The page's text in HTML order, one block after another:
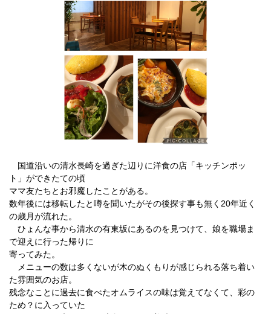
国道沿いの清水長崎を過ぎた辺りに洋食の店「キッチンポッ
ト」ができたての頃
ママ友たちとお邪魔したことがある。
数年後には移転したと噂を聞いたがその後探す事も無く20年近く
の歳月が流れた。
ひょんな事から清水の有東坂にあるのを見つけて、娘を職場ま
で迎えに行った帰りに
寄ってみた。
メニューの数は多くないが木のぬくもりが感じられる落ち着い
た雰囲気のお店。
残念なことに過去に食べたオムライスの味は覚えてなくて、彩の
ため？に入っていた